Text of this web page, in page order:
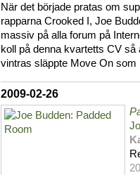
När det började pratas om
rapparna Crooked I, Joe
massiv på alla forum på
koll på denna kvartetts CV
vintras släppte Move On
2009-02-26